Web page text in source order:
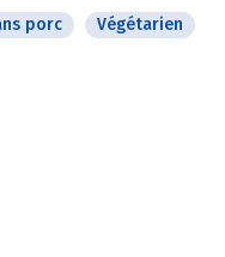
porc
Végétarien